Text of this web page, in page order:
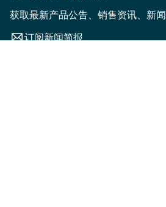
获取最新产品公告、销售资讯、新闻
订阅新闻简报